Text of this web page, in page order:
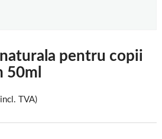
pentru copii
50ml
TVA)